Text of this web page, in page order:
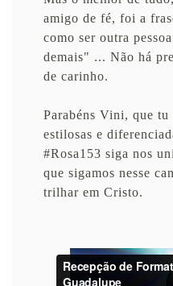
amigo de fé, foi a
como ser outra
demais" ... Não há
de carinho.
Parabéns Vini, que tu
estilosas e
#Rosa153 siga nos
que sigamos nesse
trilhar em Cristo.